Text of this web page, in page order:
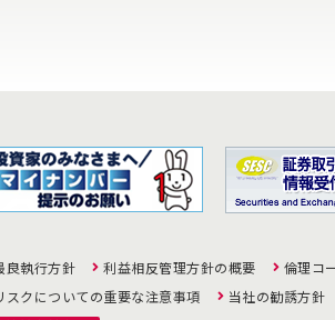
良執行方針 利益相反管理方針の概要
倫理コ
スクについての重要な注意事項
当社の勧誘方針